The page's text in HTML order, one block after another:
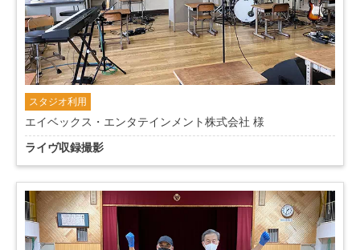
スタジオ利用
エイベックス・エンタテインメント株式会社 様
ライヴ収録撮影